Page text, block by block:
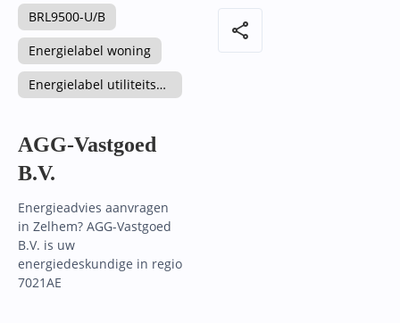
share
BRL9500-U/B
Energielabel woning
Energielabel utiliteitsgebouw
AGG-Vastgoed
B.V.
Energieadvies aanvragen
in Zelhem? AGG-Vastgoed
B.V. is uw
energiedeskundige in regio
7021AE